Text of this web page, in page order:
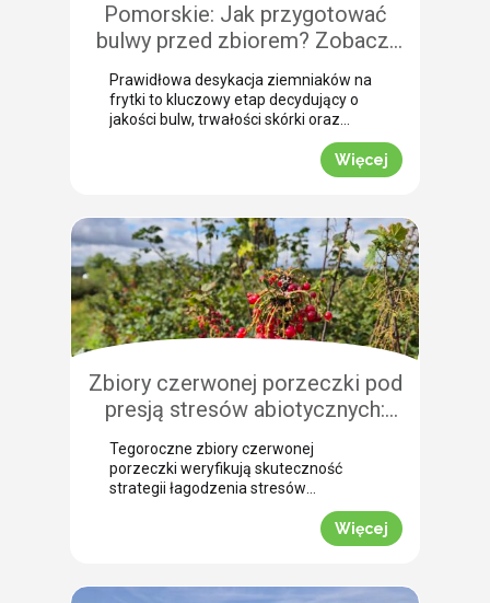
Pomorskie: Jak przygotować
bulwy przed zbiorem? Zobacz,
jak przebiega profesjonalna
desykacja ziemniaków na frytki!
Prawidłowa desykacja ziemniaków na
frytki to kluczowy etap decydujący o
jakości bulw, trwałości skórki oraz
łatwości zbioru maszynowego. Nasz
przeprowadził niedawno lustrację
(województwo pomorskie). Na tej
podstawie podpowiada, dlaczego o
zabiegu dosuszania warto pomyśleć z
dużym wyprzedzeniem. Zobacz, jak
zaplanować skuteczne wygaszanie
wegetacji z użyciem preparatu MIZUKI.
Dlaczego […]
Więcej
Zbiory czerwonej porzeczki pod
presją stresów abiotycznych:
ocena skuteczności
biostymulacji
Tegoroczne zbiory czerwonej
porzeczki weryfikują skuteczność
strategii łagodzenia stresów
temperatur oraz długotrwały deficyt
fizjologicznego, zmuszając krzewy do
Więcej